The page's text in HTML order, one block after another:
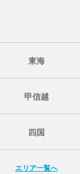
東海
甲信越
四国
エリア一覧へ